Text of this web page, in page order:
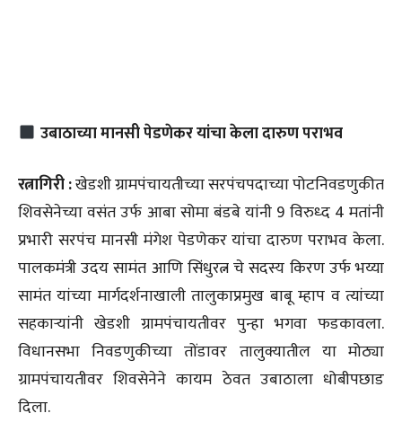
उबाठाच्या मानसी पेडणेकर यांचा केला दारुण पराभव
रत्नागिरी :खेडशी ग्रामपंचायतीच्या सरपंचपदाच्या पोटनिवडणुकीत
शिवसेनेच्या वसंत उर्फ आबा सोमा बंडबे यांनी 9 विरुध्द 4 मतांनी
प्रभारी सरपंच मानसी मंगेश पेडणेकर यांचा दारुण पराभव केला.
पालकमंत्री उदय सामंत आणि सिंधुरत्न चे सदस्य किरण उर्फ भय्या
सामंत यांच्या मार्गदर्शनाखाली तालुकाप्रमुख बाबू म्हाप व त्यांच्या
सहकार्‍यांनी खेडशी ग्रामपंचायतीवर पुन्हा भगवा फडकावला.
विधानसभा निवडणुकीच्या तोंडावर तालुक्यातील या मोठ्या
ग्रामपंचायतीवर शिवसेनेने कायम ठेवत उबाठाला धोबीपछाड
दिला.